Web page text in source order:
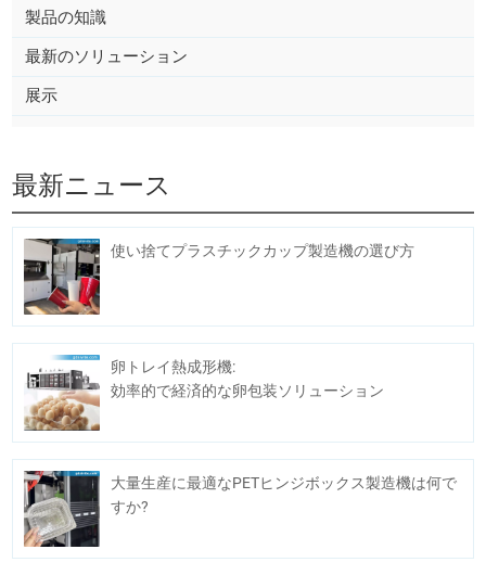
製品の知識
最新のソリューション
展示
最新ニュース
使い捨てプラスチックカップ製造機の選び方
卵トレイ熱成形機:
効率的で経済的な卵包装ソリューション
大量生産に最適なPETヒンジボックス製造機は何で
すか?